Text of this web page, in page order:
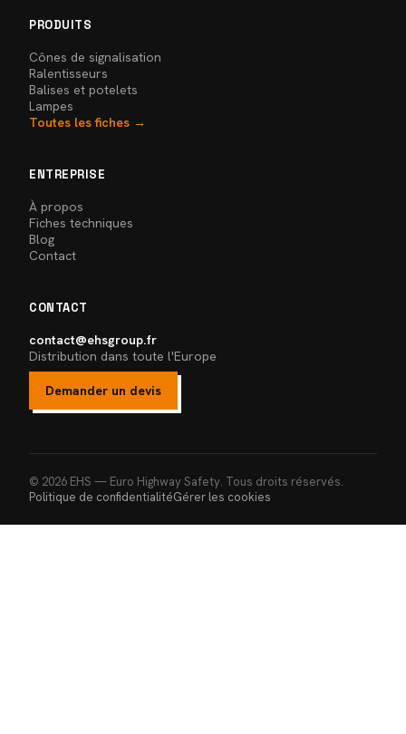
PRODUITS
Cônes de signalisation
Ralentisseurs
Balises et potelets
Lampes
Toutes les fiches →
ENTREPRISE
À propos
Fiches techniques
Blog
Contact
CONTACT
contact@ehsgroup.fr
Distribution dans toute l'Europe
Demander un devis
© 2026 EHS — Euro Highway Safety. Tous droits réservés.
Politique de confidentialitéGérer les cookies